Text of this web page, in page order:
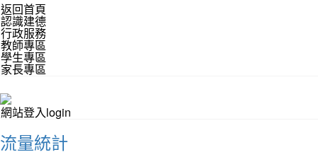
返回首頁
認識建德
行政服務
教師專區
學生專區
家長專區
網站登入login
流量統計